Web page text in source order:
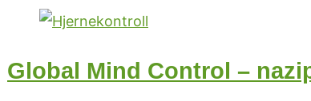
Global Mind Control –